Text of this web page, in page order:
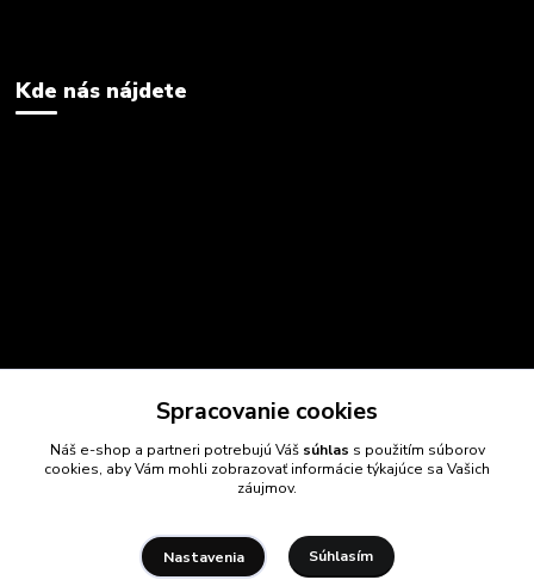
Kde nás nájdete
Spracovanie cookies
Náš e-shop a partneri potrebujú Váš súhlas s použitím súborov
cookies, aby Vám mohli zobrazovať informácie týkajúce sa Vašich
záujmov.
Nastavenia Súhlasím